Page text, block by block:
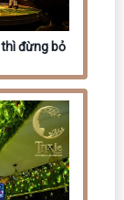
đừng bỏ